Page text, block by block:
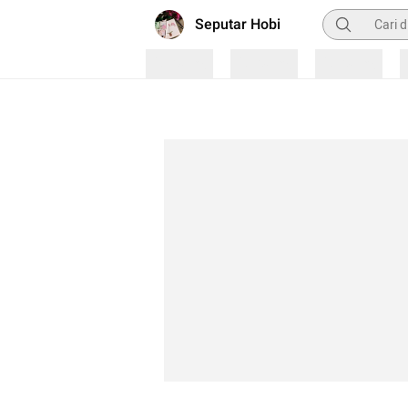
Seputar Hobi Pencarian